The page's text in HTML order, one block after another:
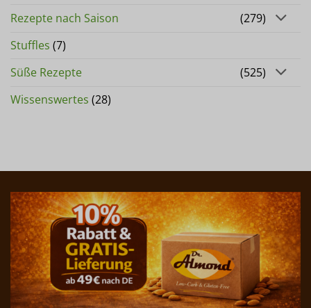
Rezepte nach Saison
(279)
Stuffles (7)
Süße Rezepte
(525)
Wissenswertes (28)